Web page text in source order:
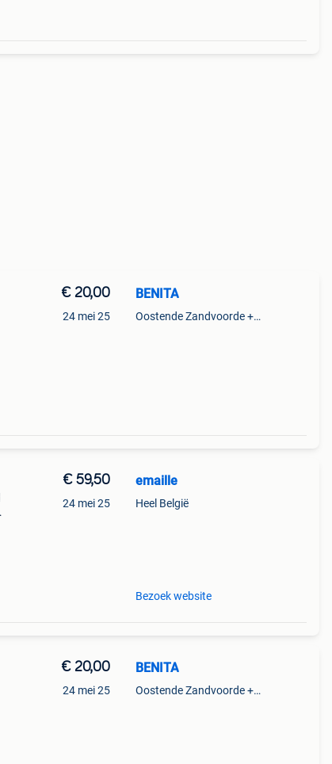
€ 20,00
24 mei 25
BENITA
Oostende Zandvoorde +Oostende
€ 59,50
24 mei 25
emaille
Heel België
Bezoek website
€ 20,00
24 mei 25
BENITA
Oostende Zandvoorde +Oostende